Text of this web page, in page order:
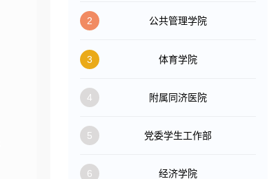
2 公共管理学院
3 体育学院
4 附属同济医院
5 党委学生工作部
6 经济学院